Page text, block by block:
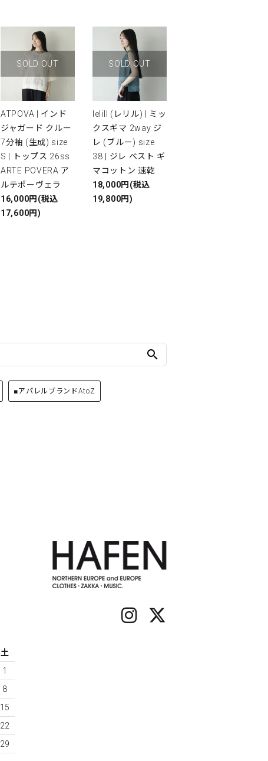
SOLD OUT
ATPOVA | インド
ジャガード クルー
7分袖 (生成) size
S | トップス 26ss
ARTE POVERA ア
ルテポーヴェラ
16,000円(税込
17,600円)
SOLD OUT
lelill (レリル) | ミッ
クスギマ 2way ジ
レ (ブルー) size
38 | ジレ ベスト ギ
マコットン 速乾
18,000円(税込
19,800円)
search
■アパレルブランドAtoZ
土
1
8
15
22
29